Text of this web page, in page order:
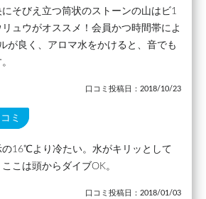
そびえ立つ筒状のストーンの山はビ1
ュウがオススメ！会員かつ時間帯によ
が良く、アロマ水をかけると、音でも
口コミ投稿日：2018/10/23
ミ
16℃より冷たい。水がキリッとして
こは頭からダイブOK。
口コミ投稿日：2018/01/03